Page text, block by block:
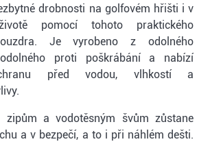
drobnosti na golfovém hřišti i v
pomocí tohoto praktického
Je vyrobeno z odolného
proti poškrábání a nabízí
před vodou, vlhkostí a
zipům a vodotěsným švům zůstane
a v bezpečí, a to i při náhlém dešti.